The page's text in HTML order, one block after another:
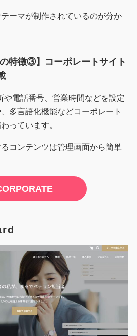
ーマが制作されているのが分か
の特徴③】コーポレートサイト
や電話番号、営業時間などを設定
多言語化機能などコーポレート
っています。
コンテンツは管理画面から簡単